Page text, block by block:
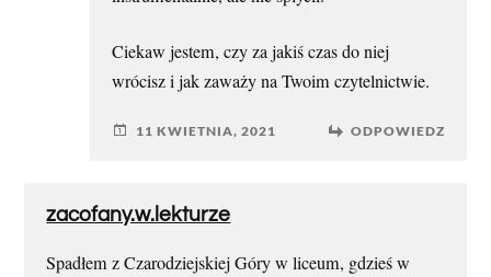
Ciekaw jestem, czy za jakiś czas do niej
wrócisz i jak zaważy na Twoim czytelnictwie.
11 KWIETNIA, 2021 ODPOWIEDZ
zacofany.w.lekturze
Spadłem z Czarodziejskiej Góry w liceum, gdzieś w